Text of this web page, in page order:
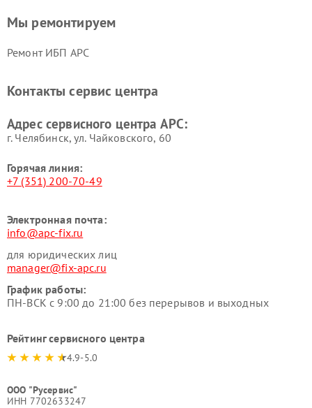
Мы ремонтируем
Ремонт ИБП APC
Контакты сервис центра
Адрес сервисного центра APC:
г. Челябинск, ул. Чайковского, 60
Горячая линия:
+7 (351) 200-70-49
Электронная почта:
info@apc-fix.ru
для юридических лиц
manager@fix-apc.ru
График работы:
ПН-ВСК с 9:00 до 21:00 без перерывов и выходных
Рейтинг сервисного центра
4.9-5.0
ООО "Русервис"
ИНН 7702633247